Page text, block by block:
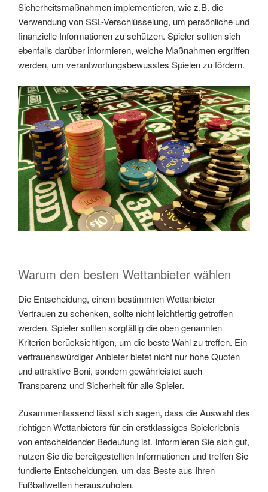
Sicherheitsmaßnahmen implementieren, wie z.B. die
Verwendung von SSL-Verschlüsselung, um persönliche und
finanzielle Informationen zu schützen. Spieler sollten sich
ebenfalls darüber informieren, welche Maßnahmen ergriffen
werden, um verantwortungsbewusstes Spielen zu fördern.
Warum den besten Wettanbieter wählen
Die Entscheidung, einem bestimmten Wettanbieter
Vertrauen zu schenken, sollte nicht leichtfertig getroffen
werden. Spieler sollten sorgfältig die oben genannten
Kriterien berücksichtigen, um die beste Wahl zu treffen. Ein
vertrauenswürdiger Anbieter bietet nicht nur hohe Quoten
und attraktive Boni, sondern gewährleistet auch
Transparenz und Sicherheit für alle Spieler.
Zusammenfassend lässt sich sagen, dass die Auswahl des
richtigen Wettanbieters für ein erstklassiges Spielerlebnis
von entscheidender Bedeutung ist. Informieren Sie sich gut,
nutzen Sie die bereitgestellten Informationen und treffen Sie
fundierte Entscheidungen, um das Beste aus Ihren
Fußballwetten herauszuholen.